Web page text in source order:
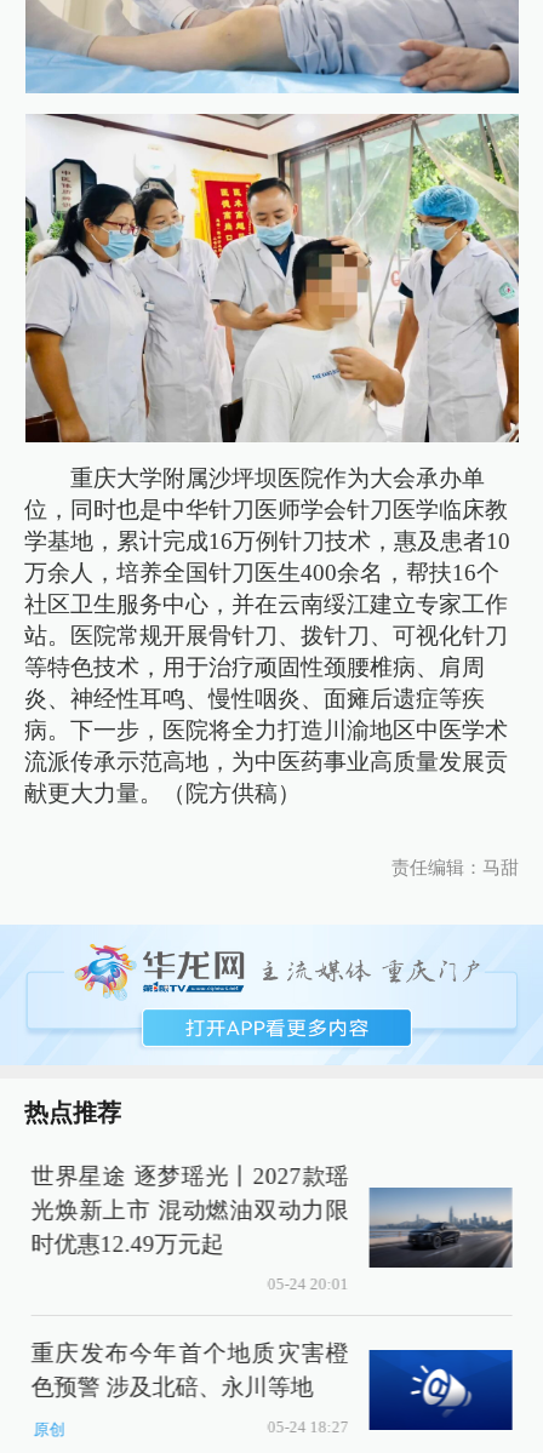
重庆大学附属沙坪坝医院作为大会承办单
位，同时也是中华针刀医师学会针刀医学临床教
学基地，累计完成16万例针刀技术，惠及患者10
万余人，培养全国针刀医生400余名，帮扶16个
社区卫生服务中心，并在云南绥江建立专家工作
站。医院常规开展骨针刀、拨针刀、可视化针刀
等特色技术，用于治疗顽固性颈腰椎病、肩周
炎、神经性耳鸣、慢性咽炎、面瘫后遗症等疾
病。下一步，医院将全力打造川渝地区中医学术
流派传承示范高地，为中医药事业高质量发展贡
献更大力量。（院方供稿）
责任编辑：马甜
热点推荐
世界星途 逐梦瑶光丨2027款瑶
光焕新上市 混动燃油双动力限
时优惠12.49万元起
05-24 20:01
重庆发布今年首个地质灾害橙
色预警 涉及北碚、永川等地
原创 05-24 18:27